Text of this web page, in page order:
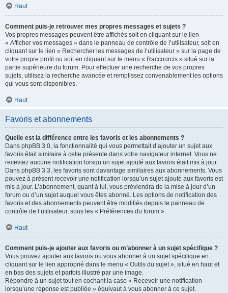
Haut
Comment puis-je retrouver mes propres messages et sujets ?
Vos propres messages peuvent être affichés soit en cliquant sur le lien
« Afficher vos messages » dans le panneau de contrôle de l’utilisateur, soit en
cliquant sur le lien « Rechercher les messages de l’utilisateur » sur la page de
votre propre profil ou soit en cliquant sur le menu « Raccourcis » situé sur la
partie supérieure du forum. Pour effectuer une recherche de vos propres
sujets, utilisez la recherche avancée et remplissez convenablement les options
qui vous sont disponibles.
Haut
Favoris et abonnements
Quelle est la différence entre les favoris et les abonnements ?
Dans phpBB 3.0, la fonctionnalité qui vous permettait d’ajouter un sujet aux
favoris était similaire à celle présente dans votre navigateur internet. Vous ne
receviez aucune notification lorsqu’un sujet ajouté aux favoris était mis à jour.
Dans phpBB 3.3, les favoris sont davantage similaires aux abonnements. Vous
pouvez à présent recevoir une notification lorsqu’un sujet ajouté aux favoris est
mis à jour. L’abonnement, quant à lui, vous préviendra de la mise à jour d’un
forum ou d’un sujet auquel vous êtes abonné. Les options de notification des
favoris et des abonnements peuvent être modifiés depuis le panneau de
contrôle de l’utilisateur, sous les « Préférences du forum ».
Haut
Comment puis-je ajouter aux favoris ou m’abonner à un sujet spécifique ?
Vous pouvez ajouter aux favoris ou vous abonner à un sujet spécifique en
cliquant sur le lien approprié dans le menu « Outils du sujet », situé en haut et
en bas des sujets et parfois illustré par une image.
Répondre à un sujet tout en cochant la case « Recevoir une notification
lorsqu’une réponse est publiée » équivaut à vous abonner à ce sujet.